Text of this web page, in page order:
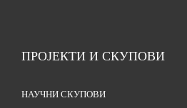
ПРОЈЕКТИ И СКУПОВИ
НАУЧНИ СКУПОВИ